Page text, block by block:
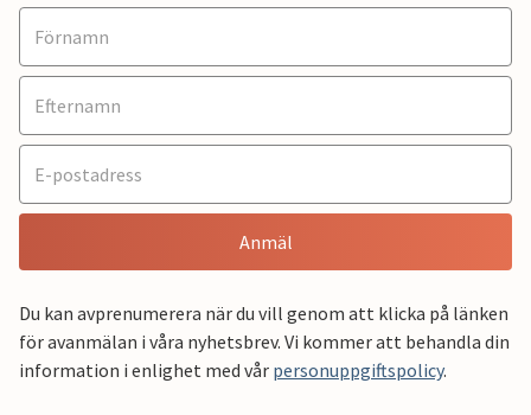
Anmäl
Du kan avprenumerera när du vill genom att klicka på länken
för avanmälan i våra nyhetsbrev. Vi kommer att behandla din
information i enlighet med vår personuppgiftspolicy.